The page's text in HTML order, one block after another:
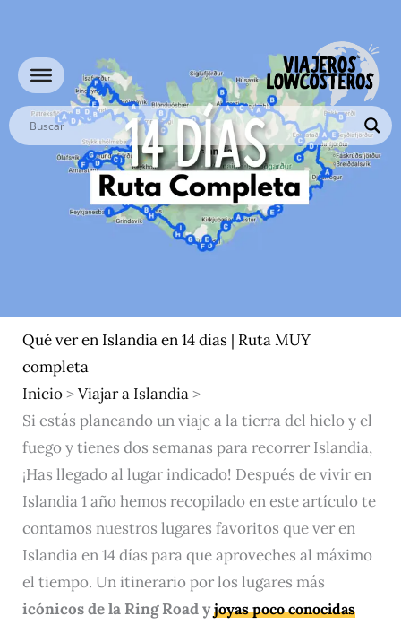
contenido
Qué ver en Islandia en 14 días | Ruta MUY
completa
Inicio>Viajar a Islandia>
Si estás planeando un viaje a la tierra del hielo y el
fuego y tienes dos semanas para recorrer Islandia,
¡Has llegado al lugar indicado! Después de vivir en
Islandia 1 año hemos recopilado en este artículo te
contamos nuestros lugares favoritos que ver en
Islandia en 14 días para que aproveches al máximo
el tiempo. Un itinerario por los lugares más
icónicos de la Ring Road yjoyas poco conocidas